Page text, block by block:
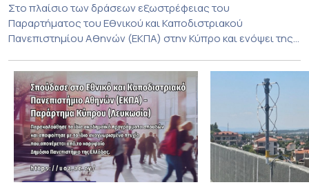
Στο πλαίσιο των δράσεων εξωστρέφειας του
Παραρτήματος του Εθνικού και Καποδιστριακού
Πανεπιστημίου Αθηνών (ΕΚΠΑ) στην Κύπρο και ενόψει της
Τμήματος Οικονομικών Επιστημών και του Τμήματος
Διοίκησης Επιχειρήσεων και Οργανισμών τον Σεπτέμβριο
του 2026, ο Κοσμήτορας της Σχολής Οικονομικών και
Πολιτικών Επιστημών, Καθηγητής Νικόλαος Ηρειώτης, και ο
Πρόεδρος του Τμήματος […]